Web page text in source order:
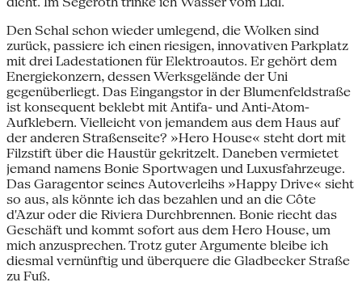
Den Schal schon wieder umlegend, die Wolken sind
zurück, passiere ich einen riesigen, innovativen Parkplatz
mit drei Ladestationen für Elektroautos. Er gehört dem
Energiekonzern, dessen Werksgelände der Uni
gegenüberliegt. Das Eingangstor in der Blumenfeldstraße
ist konsequent beklebt mit Antifa- und Anti-Atom-
Aufklebern. Vielleicht von jemandem aus dem Haus auf
der anderen Straßenseite? »Hero House« steht dort mit
Filzstift über die Haustür gekritzelt. Daneben vermietet
jemand namens Bonie Sportwagen und Luxusfahrzeuge.
Das Garagentor seines Autoverleihs »Happy Drive« sieht
so aus, als könnte ich das bezahlen und an die Côte
d'Azur oder die Riviera Durchbrennen. Bonie riecht das
Geschäft und kommt sofort aus dem Hero House, um
mich anzusprechen. Trotz guter Argumente bleibe ich
diesmal vernünftig und überquere die Gladbecker Straße
zu Fuß.